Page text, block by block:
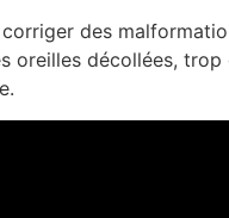
des
oreilles décollées, trop